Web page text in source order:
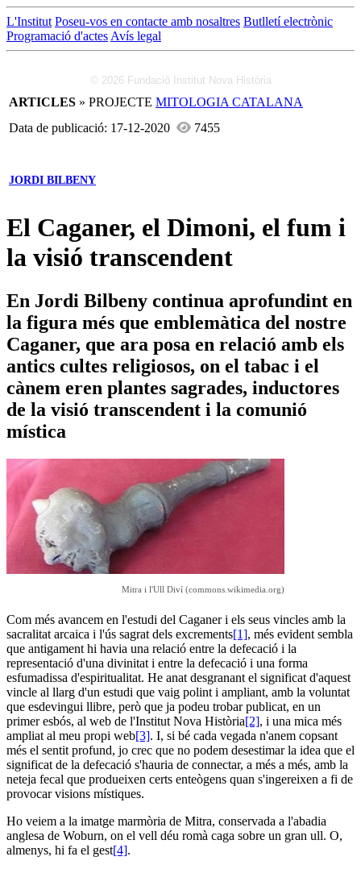
L'Institut Poseu-vos en contacte amb nosaltres Butlletí electrònic
Programació d'actes Avís legal
© 2026 Fundació Institut Nova Història
ARTICLES » PROJECTE MITOLOGIA CATALANA
Data de publicació: 17-12-2020
7455
JORDI BILBENY
El Caganer, el Dimoni, el fum i
la visió transcendent
En Jordi Bilbeny continua aprofundint en
la figura més que emblemàtica del nostre
Caganer, que ara posa en relació amb els
antics cultes religiosos, on el tabac i el
cànem eren plantes sagrades, inductores
de la visió transcendent i la comunió
mística
Mitra i l'Ull Diví (commons.wikimedia.org)
Com més avancem en l'estudi del Caganer i els seus vincles amb la
sacralitat arcaica i l'ús sagrat dels excrements[1], més evident sembla
que antigament hi havia una relació entre la defecació i la
representació d'una divinitat i entre la defecació i una forma
esfumadissa d'espiritualitat. He anat desgranant el significat d'aquest
vincle al llarg d'un estudi que vaig polint i ampliant, amb la voluntat
que esdevingui llibre, però que ja podeu trobar publicat, en un
primer esbós, al web de l'Institut Nova Història[2], i una mica més
ampliat al meu propi web[3]. I, si bé cada vegada n'anem copsant
més el sentit profund, jo crec que no podem desestimar la idea que el
significat de la defecació s'hauria de connectar, a més a més, amb la
neteja fecal que produeixen certs enteògens quan s'ingereixen a fi de
provocar visions místiques.
Ho veiem a la imatge marmòria de Mitra, conservada a l'abadia
anglesa de Woburn, on el vell déu romà caga sobre un gran ull. O,
almenys, hi fa el gest[4].